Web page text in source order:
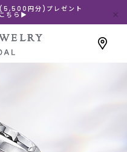
円分)プレゼント
ちら▶